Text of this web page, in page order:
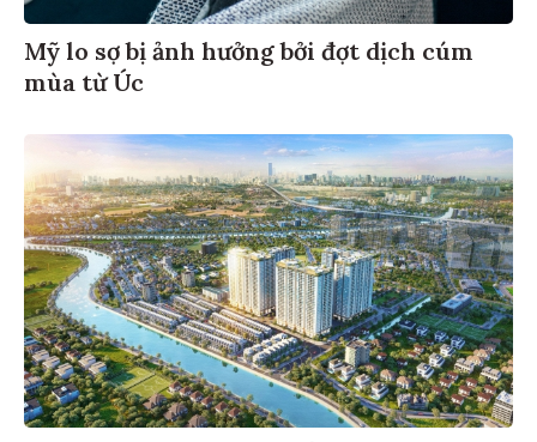
Mỹ lo sợ bị ảnh hưởng bởi đợt dịch cúm
mùa từ Úc